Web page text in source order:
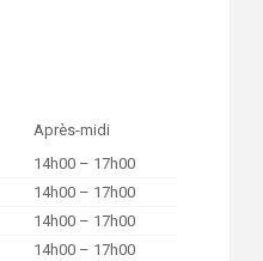
Après-midi
14h00 – 17h00
14h00 – 17h00
14h00 – 17h00
14h00 – 17h00